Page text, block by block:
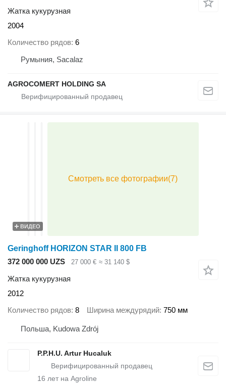
Жатка кукурузная
2004
Количество рядов 6
Румыния, Sacalaz
AGROCOMERT HOLDING SA
ВИДЕО
Geringhoff HORIZON STAR II 800 FB
372 000 000 UZS
27 000 € ≈ 31 140 $
Жатка кукурузная
2012
Количество рядов 8 Ширина междурядий 750 мм
Польша, Kudowa Zdrój
P.P.H.U. Artur Hucaluk
16 лет на Agroline